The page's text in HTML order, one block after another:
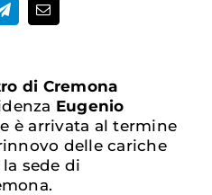
di Cremona
Eugenio
è arrivata al termine
delle cariche
sede di